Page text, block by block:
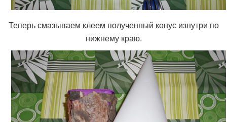
Теперь смазываем клеем полученный конус изнутри по
нижнему краю.